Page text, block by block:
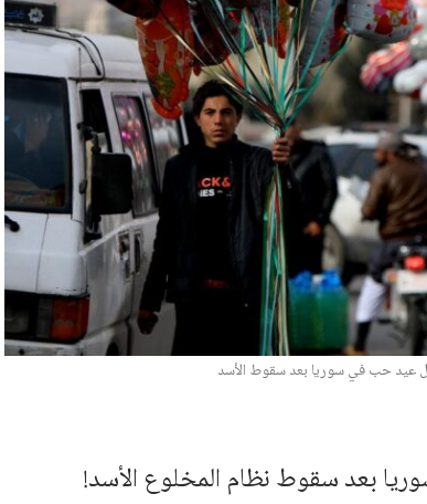
عيد حب في سوريا بعد سقوط الأسد
بعد سقوط نظام المخلوع الأسد!